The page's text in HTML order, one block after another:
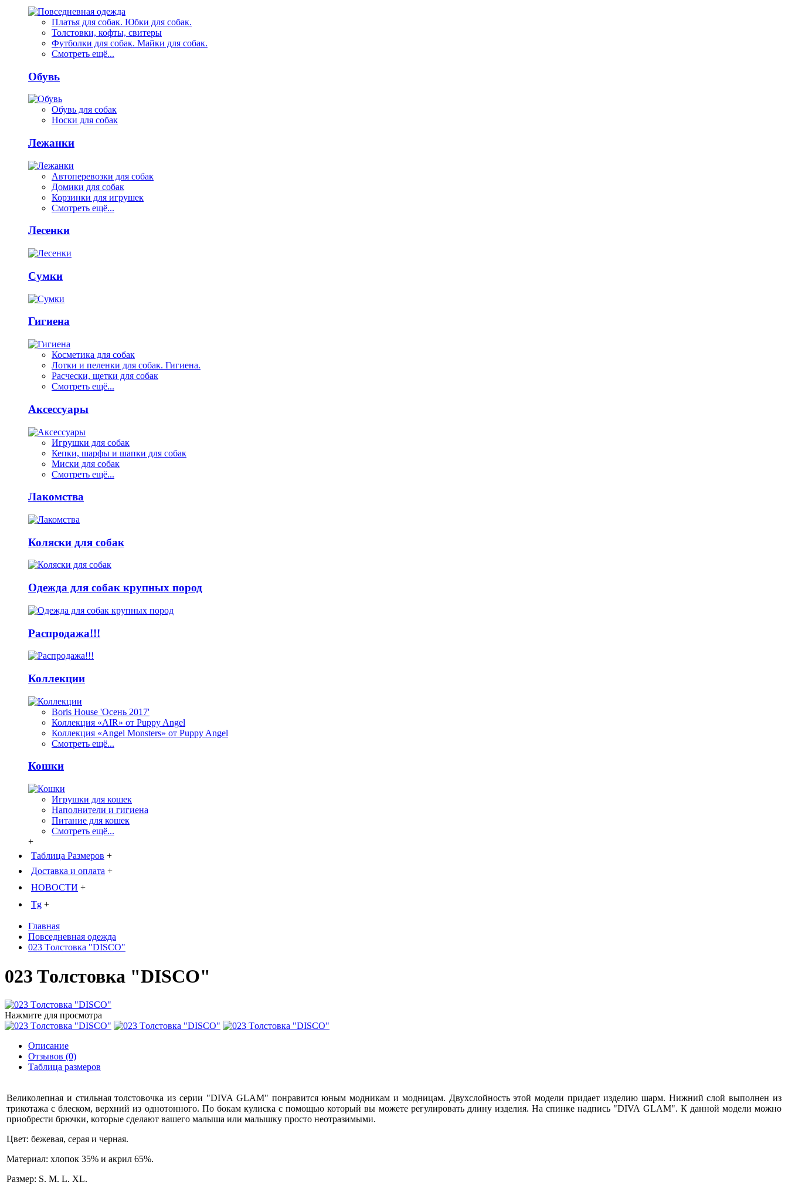
Платья для собак. Юбки для собак.
Толстовки, кофты, свитеры
Футболки для собак. Майки для собак.
Смотреть ещё...
Обувь
Обувь для собак
Носки для собак
Лежанки
Автоперевозки для собак
Домики для собак
Корзинки для игрушек
Смотреть ещё...
Лесенки
Сумки
Гигиена
Косметика для собак
Лотки и пеленки для собак. Гигиена.
Расчески, щетки для собак
Смотреть ещё...
Аксессуары
Игрушки для собак
Кепки, шарфы и шапки для собак
Миски для собак
Смотреть ещё...
Лакомства
Коляски для собак
Одежда для собак крупных пород
Распродажа!!!
Коллекции
Boris House 'Осень 2017'
Коллекция «AIR» от Puppy Angel
Коллекция «Angel Monsters» от Puppy Angel
Смотреть ещё...
Кошки
Игрушки для кошек
Наполнители и гигиена
Питание для кошек
Смотреть ещё...
+
Таблица Размеров +
Доставка и оплата +
НОВОСТИ +
Tg +
Главная
Повседневная одежда
023 Tолстовка "DISCO"
023 Tолстовка "DISCO"
Нажмите для просмотра
Описание
Отзывов (0)
Таблица размеров
Великолепная и стильная толстовочка из серии "DIVA GLAM" понравится юным модникам и модницам. Двухслойность этой модели придает изделию шарм. Нижний слой выполнен из
трикотажа с блеском, верхний из однотонного. По бокам кулиска с помощью который вы можете регулировать длину изделия. На спинке надпись "DIVA GLAM". К данной модели можно
приобрести брючки, которые сделают вашего малыша или малышку просто неотразимыми.
Цвет: бежевая, серая и черная.
Материал: хлопок 35% и акрил 65%.
Размер: S. M. L. XL.